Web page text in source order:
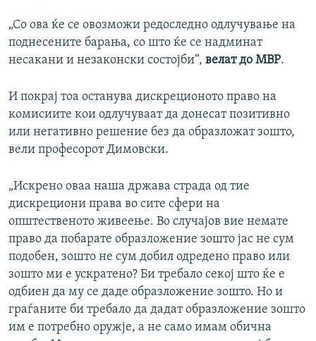
„Со ова ќе се овозможи редоследно одлучување на
поднесените барања, со што ќе се надминат
несакани и незаконски состојби“, велат до МВР.
И покрај тоа останува дискреционото право на
комисиите кои одлучуваат да донесат позитивно
или негативно решение без да образложат зошто,
вели професорот Димовски.
„Искрено оваа наша држава страда од тие
дискрециони права во сите сфери на
општественото живеење. Во случајов вие немате
право да побарате образложение зошто јас не сум
подобен, зошто не сум добил одредено право или
зошто ми е ускратено? Би требало секој што ќе е
одбиен да му се даде образложение зошто. Но и
граѓаните би требало да дадат образложение зошто
им е потребно оружје, а не само имам обична